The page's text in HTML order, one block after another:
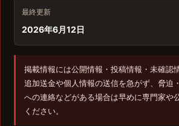
最終更新
2026年6月12日
掲載情報には公開情報・投稿情報・未確認
追加送金や個人情報の送信を急がず、脅迫
への連絡などがある場合は早めに専門家や
ください。